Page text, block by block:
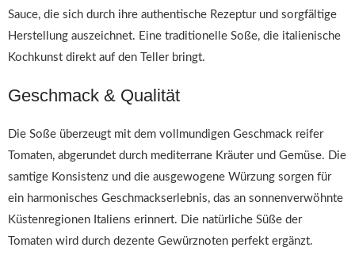
Sauce, die sich durch ihre authentische Rezeptur und sorgfältige
Herstellung auszeichnet. Eine traditionelle Soße, die italienische
Kochkunst direkt auf den Teller bringt.
Geschmack & Qualität
Die Soße überzeugt mit dem vollmundigen Geschmack reifer
Tomaten, abgerundet durch mediterrane Kräuter und Gemüse. Die
samtige Konsistenz und die ausgewogene Würzung sorgen für
ein harmonisches Geschmackserlebnis, das an sonnenverwöhnte
Küstenregionen Italiens erinnert. Die natürliche Süße der
Tomaten wird durch dezente Gewürznoten perfekt ergänzt.